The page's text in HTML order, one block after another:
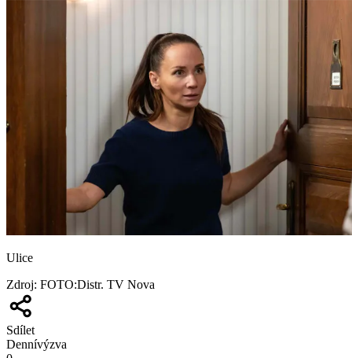
Ulice
Zdroj: FOTO:Distr. TV Nova
Sdílet
Dennívýzva